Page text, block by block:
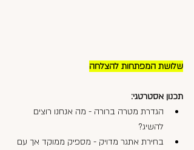
שלושת המפתחות להצלחה
תכנון אסטרטגי:
הגדרת מטרה ברורה - מה אנחנו רוצים
להשיג?
בחירת אתגר מדויק - מספיק ממוקד אך עם